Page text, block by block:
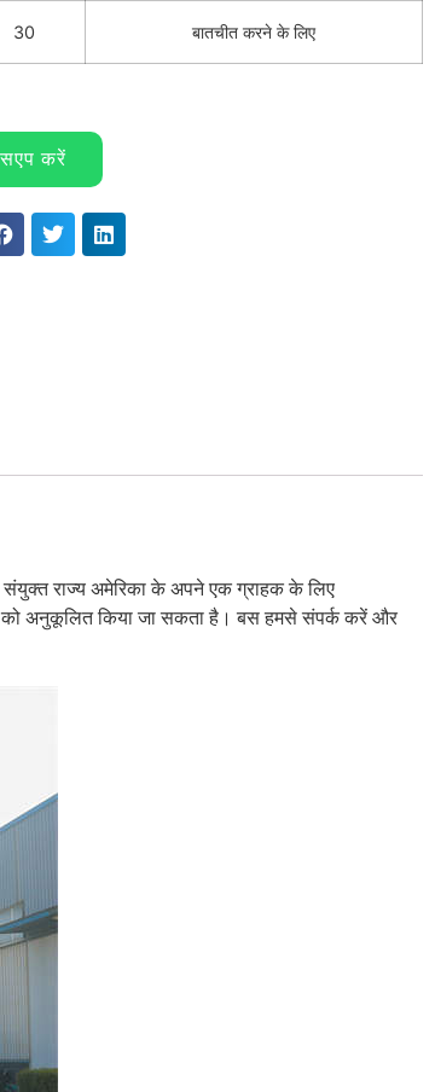
30 बातचीत करने के लिए
करें
संयुक्त राज्य अमेरिका के अपने एक ग्राहक के लिए
अनुकूलित किया जा सकता है। बस हमसे संपर्क करें और